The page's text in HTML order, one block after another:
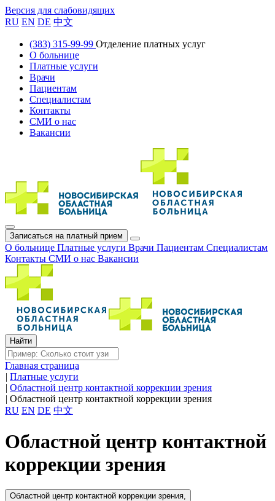
Версия для слабовидящих
RU EN DE 中文
(383) 315-99-99 Отделение платных услуг
О больнице
Платные услуги
Врачи
Пациентам
Специалистам
Контакты
СМИ о нас
Вакансии
Записаться на платный прием
О больнице Платные услуги Врачи Пациентам Специалистам
Контакты СМИ о нас Вакансии
Главная страница
| Платные услуги
| Областной центр контактной коррекции зрения
| Областной центр контактной коррекции зрения
RU EN DE 中文
Областной центр контактной
коррекции зрения
Областной центр контактной коррекции зрения,